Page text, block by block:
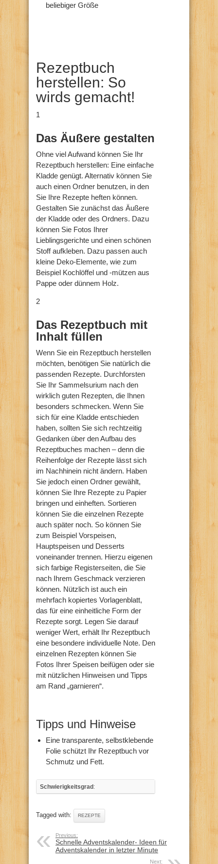
beliebiger Größe
Rezeptbuch
herstellen: So
wirds gemacht!
1
Das Äußere gestalten
Ohne viel Aufwand können Sie Ihr
Rezeptbuch herstellen: Eine einfache
Kladde genügt. Alternativ können Sie
auch einen Ordner benutzen, in den
Sie Ihre Rezepte heften können.
Gestalten Sie zunächst das Äußere
der Kladde oder des Ordners. Dazu
können Sie Fotos Ihrer
Lieblingsgerichte und einen schönen
Stoff aufkleben. Dazu passen auch
kleine Deko-Elemente, wie zum
Beispiel Kochlöffel und -mützen aus
Pappe oder dünnem Holz.
2
Das Rezeptbuch mit
Inhalt füllen
Wenn Sie ein Rezeptbuch herstellen
möchten, benötigen Sie natürlich die
passenden Rezepte. Durchforsten
Sie Ihr Sammelsurium nach den
wirklich guten Rezepten, die Ihnen
besonders schmecken. Wenn Sie
sich für eine Kladde entschieden
haben, sollten Sie sich rechtzeitig
Gedanken über den Aufbau des
Rezeptbuches machen – denn die
Reihenfolge der Rezepte lässt sich
im Nachhinein nicht ändern. Haben
Sie jedoch einen Ordner gewählt,
können Sie Ihre Rezepte zu Papier
bringen und einheften. Sortieren
können Sie die einzelnen Rezepte
auch später noch. So können Sie
zum Beispiel Vorspeisen,
Hauptspeisen und Desserts
voneinander trennen. Hierzu eigenen
sich farbige Registerseiten, die Sie
nach Ihrem Geschmack verzieren
können. Nützlich ist auch ein
mehrfach kopiertes Vorlagenblatt,
das für eine einheitliche Form der
Rezepte sorgt. Legen Sie darauf
weniger Wert, erhält Ihr Rezeptbuch
eine besondere individuelle Note. Den
einzelnen Rezepten können Sie
Fotos Ihrer Speisen beifügen oder sie
mit nützlichen Hinweisen und Tipps
am Rand „garnieren“.
Tipps und Hinweise
Eine transparente, selbstklebende
Folie schützt Ihr Rezeptbuch vor
Schmutz und Fett.
Schwierigkeitsgrad:
Tagged with: REZEPTE
Previous:
Schnelle Adventskalender- Ideen für
Adventskalender in letzter Minute
Next: